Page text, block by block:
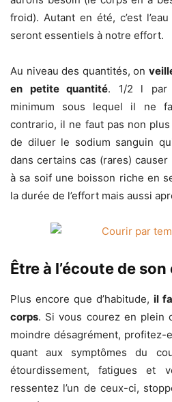
froid). Autant en été, c’est
seront essentiels à notre effort.
Au niveau des quantités, on
en petite quantité. 1/2 l par
minimum sous lequel il ne
contrario, il ne faut pas non
de diluer le sodium sanguin
dans certains cas (rares)
à sa soif une boisson riche en
la durée de l’effort mais aussi
Être à l’écoute de
Plus encore que d’habitude, il
corps. Si vous courez en plein
moindre désagrément, profitez-
quant aux symptômes du
étourdissement, fatigues et
ressentez l’un de ceux-ci,